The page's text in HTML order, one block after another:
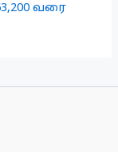
வரை